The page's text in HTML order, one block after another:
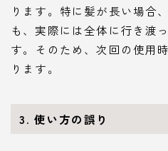
ります。特に髪が長い場合
も、実際には全体に行き渡
す。そのため、次回の使用
ります。
3. 使い方の誤り